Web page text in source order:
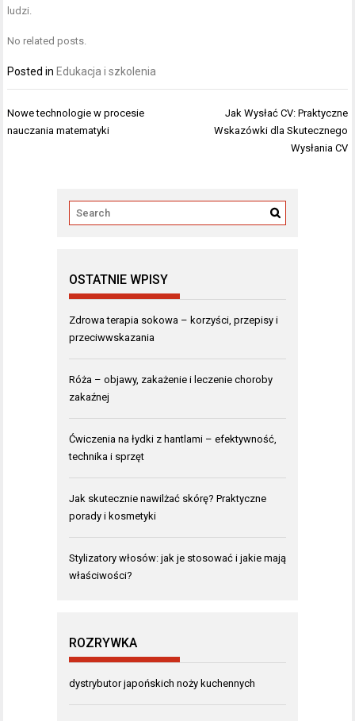
ludzi.
No related posts.
Posted in Edukacja i szkolenia
Nawigacja
wpisu
Nowe technologie w procesie
nauczania matematyki
Jak Wysłać CV: Praktyczne
Wskazówki dla Skutecznego
Wysłania CV
OSTATNIE WPISY
Zdrowa terapia sokowa – korzyści, przepisy i
przeciwwskazania
Róża – objawy, zakażenie i leczenie choroby
zakaźnej
Ćwiczenia na łydki z hantlami – efektywność,
technika i sprzęt
Jak skutecznie nawilżać skórę? Praktyczne
porady i kosmetyki
Stylizatory włosów: jak je stosować i jakie mają
właściwości?
ROZRYWKA
dystrybutor japońskich noży kuchennych